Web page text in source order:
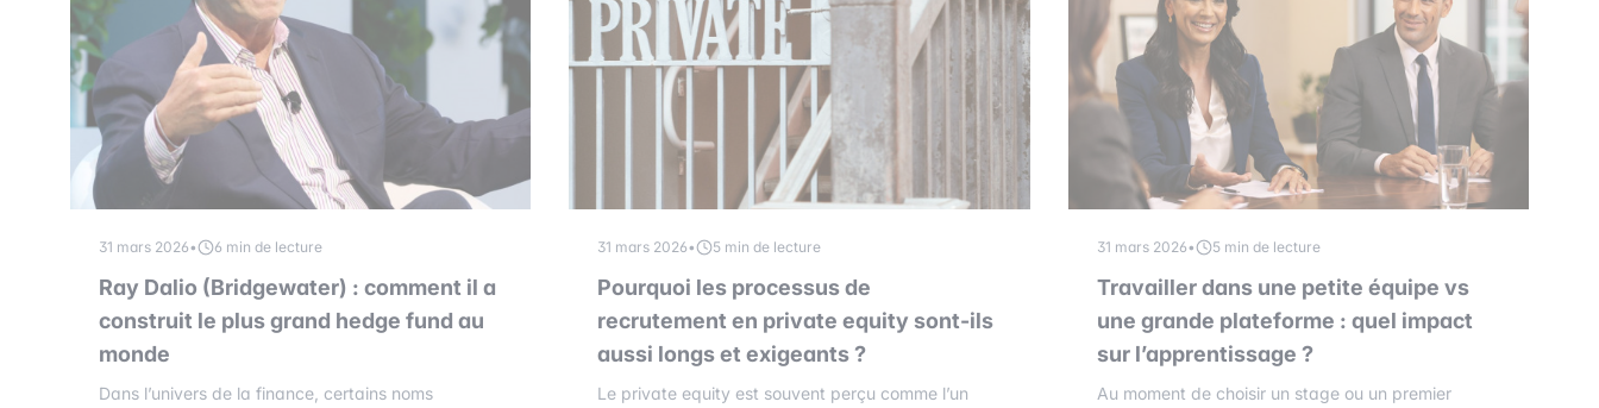
31 mars 2026• 6 min de lecture
Ray Dalio (Bridgewater) : comment il a
construit le plus grand hedge fund au
monde
Dans l’univers de la finance, certains noms
31 mars 2026• 5 min de lecture
Pourquoi les processus de
recrutement en private equity sont-ils
aussi longs et exigeants ?
Le private equity est souvent perçu comme l’un
31 mars 2026• 5 min de lecture
Travailler dans une petite équipe vs
une grande plateforme : quel impact
sur l’apprentissage ?
Au moment de choisir un stage ou un premier